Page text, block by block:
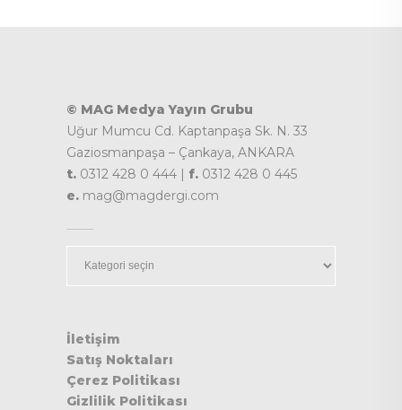
© MAG Medya Yayın Grubu
Uğur Mumcu Cd. Kaptanpaşa Sk. N. 33
Gaziosmanpaşa – Çankaya, ANKARA
t. 0312 428 0 444 | f. 0312 428 0 445
e. mag@magdergi.com
İletişim
Satış Noktaları
Çerez Politikası
Gizlilik Politikası